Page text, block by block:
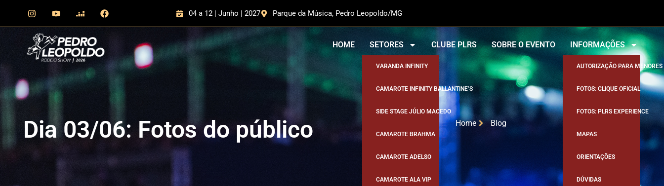
04 a 12 | Junho | 2027 Parque da Música, Pedro Leopoldo/MG
HOME SETORES
VARANDA INFINITY
CAMAROTE INFINITY BALLANTINE’S
SIDE STAGE JÚLIO MACEDO
CAMAROTE BRAHMA
CAMAROTE ADELSO
CAMAROTE ALA VIP
CLUBE PLRS SOBRE O EVENTO INFORMAÇÕES
AUTORIZAÇÃO PARA MENORES
FOTOS: CLIQUE OFICIAL
FOTOS: PLRS EXPERIENCE
MAPAS
ORIENTAÇÕES
DÚVIDAS
Dia 03/06: Fotos do público Home Blog